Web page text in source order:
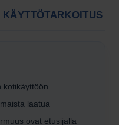
kotikäyttöön
laatua
ovat etusijalla